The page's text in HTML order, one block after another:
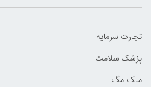
تجارت سرمایه
پزشک سلامت
ملک مگ